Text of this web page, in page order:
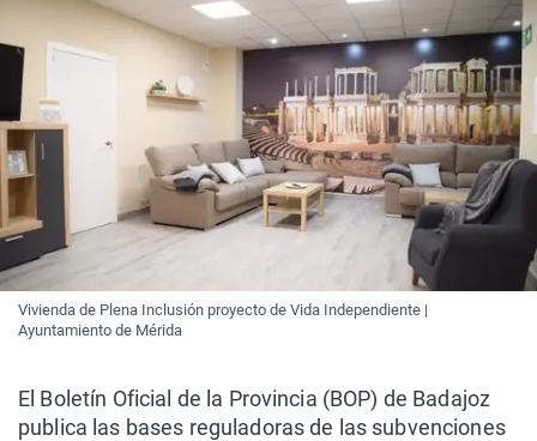
Vivienda de Plena Inclusión proyecto de Vida Independiente |
Ayuntamiento de Mérida
El Boletín Oficial de la Provincia (BOP) de Badajoz
publica las bases reguladoras de las subvenciones